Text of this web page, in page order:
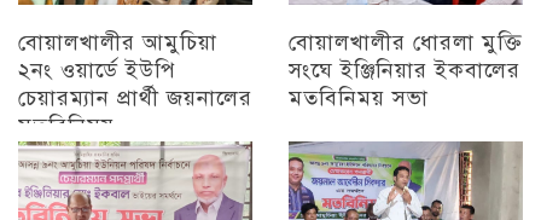
বোয়ালখালীর আমুচিয়া
২নং ওয়ার্ডে ইউপি
চেয়ারম্যান প্রার্থী জয়নালের
মতবিনিময়
চট্টগ্রাম
বোয়ালখালীর ধোরলা মুক্তি
সংঘে ইঞ্জিনিয়ার ইকবালের
মতবিনিময় সভা